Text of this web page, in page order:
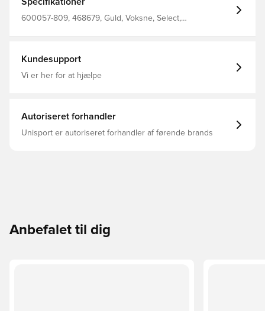
600057-809, 468679, Guld, Voksne, Select,
Kundesupport
Vi er her for at hjælpe
Autoriseret forhandler
Unisport er autoriseret forhandler af førende brands
Anbefalet til dig